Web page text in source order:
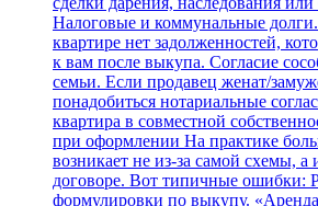
Налоговые и коммунальные
квартире нет задолженностей,
к вам после выкупа. Согласие
семьи. Если продавец женат/
понадобиться нотариальные
квартира в совместной
при оформлении На практике
возникает не из‑за самой схемы, а
договоре. Вот типичные ошибки:
формулировки по выкупу.